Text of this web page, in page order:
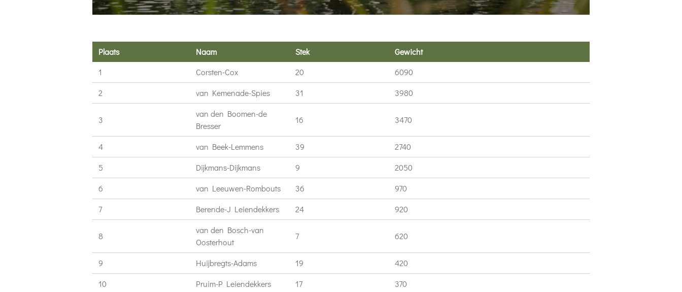
Plaats Naam Stek
Gewicht
1
Corsten-Cox 20
6090
2
van Kemenade-Spies 31 3980
3
van den Boomen-de
Bresser
16 3470
4 van Beek-Lemmens 39
2740
5
Dijkmans-Dijkmans 9
2050
6
van Leeuwen-Rombouts 36
970
7
Berende-J Leiendekkers 24 920
8
van den Bosch-van
Oosterhout
7 620
9 Huijbregts-Adams 19
420
10
Pruim-P Leiendekkers 17 370